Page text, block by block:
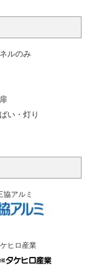
ルのみ
い・灯り
協アルミ
ヒロ産業